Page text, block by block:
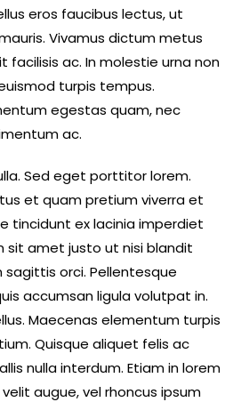
eros faucibus lectus, ut
Vivamus dictum metus
facilisis ac. In molestie urna non
turpis tempus.
egestas quam, nec
ac.
Sed eget porttitor lorem.
et quam pretium viverra et
tincidunt ex lacinia imperdiet
sit amet justo ut nisi blandit
sagittis orci. Pellentesque
accumsan ligula volutpat in.
Maecenas elementum turpis
Quisque aliquet felis ac
nulla interdum. Etiam in lorem
augue, vel rhoncus ipsum